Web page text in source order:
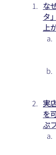
な
タ
上
実
を
ぶ